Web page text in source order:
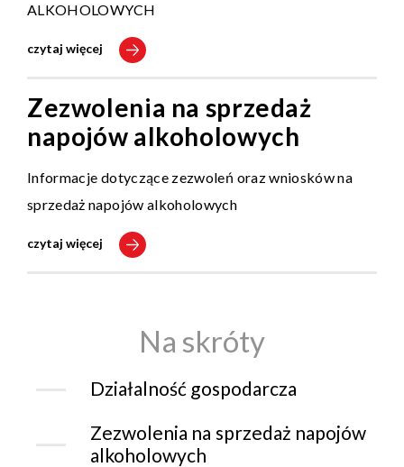
ALKOHOLOWYCH
czytaj więcej
Zezwolenia na sprzedaż
napojów alkoholowych
Informacje dotyczące zezwoleń oraz wniosków na
sprzedaż napojów alkoholowych
czytaj więcej
Na skróty
Działalność gospodarcza
Zezwolenia na sprzedaż napojów
alkoholowych